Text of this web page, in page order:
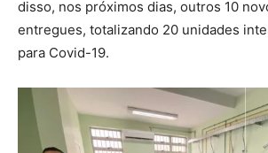
disso, nos próximos dias, outros 10
entregues, totalizando 20 unidades
para Covid-19.